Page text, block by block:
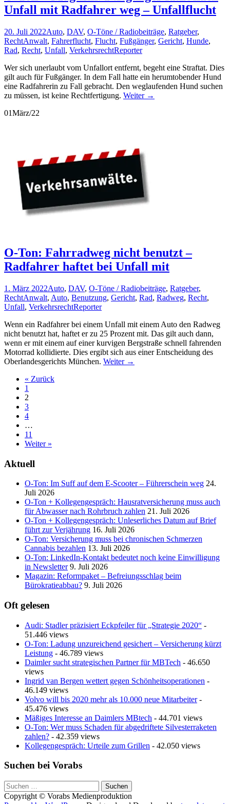
Unfall mit Radfahrer weg – Unfallflucht
20. Juli 2022Auto, DAV, O-Töne / Radiobeiträge, Ratgeber,
RechtAnwalt, Fahrerflucht, Flucht, Fußgänger, Gericht, Hunde,
Rad, Recht, Unfall, VerkehrsrechtReporter
Wer sich unerlaubt vom Unfallort entfernt, begeht eine Straftat. Dies
gilt auch für Fußgänger. In dem Fall hatte ein herumtobender Hund
eine Radfahrerin zu Fall gebracht. Den weglaufenden Hund suchen
zu müssen, ist keine Rechtfertigung. Weiter →
01März/22
O-Ton: Fahrradweg nicht benutzt –
Radfahrer haftet bei Unfall mit
1. März 2022Auto, DAV, O-Töne / Radiobeiträge, Ratgeber,
RechtAnwalt, Auto, Benutzung, Gericht, Rad, Radweg, Recht,
Unfall, VerkehrsrechtReporter
Wenn ein Radfahrer bei einem Unfall mit einem Auto den Radweg
nicht benutzt hat, haftet er zu 25 Prozent mit. Das gilt auch dann,
wenn er mit einem auf einer kurvigen Bergstraße schnell fahrenden
Motorrad kollidierte. Dies ergibt sich aus einer Entscheidung des
Oberlandesgerichts München. Weiter →
Posts
navigation
« Zurück
1
2
3
4
…
11
Weiter »
Aktuell
O-Ton: Im Suff auf dem E-Scooter – Führerschein weg 24.
Juli 2026
O-Ton + Kollegengespräch: Hausratversicherung muss auch
für Abwasser nach Rohrbruch zahlen 21. Juli 2026
O-Ton + Kollegengespräch: Unleserliches Datum auf Brief
führt zur Verjährung 16. Juli 2026
O-Ton: Versicherung muss bei chronischen Schmerzen
Cannabis bezahlen 13. Juli 2026
O-Ton: LinkedIn-Kontakt bedeutet noch keine Einwilligung
in Newsletter 9. Juli 2026
Magazin: Reformpaket – Befreiungsschlag beim
Bürokratieabbau? 9. Juli 2026
Oft gelesen
Audi: Stadler präzisiert Eckpfeiler für „Strategie 2020“ -
51.446 views
O-Ton: Ladung unzureichend gesichert – Versicherung kürzt
Leistung - 46.789 views
Daimler sucht strategischen Partner für MBTech - 46.650
views
Ingrid van Bergen wettert gegen Schönheitsoperationen -
46.149 views
Volvo will bis 2020 mehr als 10.000 neue Mitarbeiter-
45.476 views
Mäßiges Interesse an Daimlers MBtech - 44.701 views
O-Ton: Wer muss Schaden für abgedriftete Silvesterraketen
zahlen? - 42.359 views
Kollegengespräch: Urteile zum Grillen - 42.050 views
Suchen bei Vorabs
Suchen
nach:
Copyright © Vorabs Medienproduktion